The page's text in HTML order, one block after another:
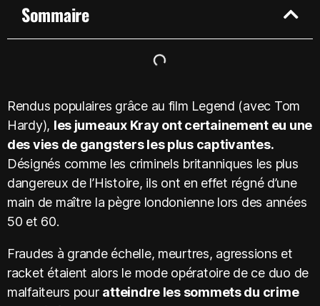
Sommaire
Rendus populaires grâce au film Legend (avec Tom
Hardy), les jumeaux Kray ont certainement eu une
des vies de gangsters les plus captivantes.
Désignés comme les criminels britanniques les plus
dangereux de l’Histoire, ils ont en effet régné d’une
main de maître la pègre londonienne lors des années
50 et 60.
Fraudes à grande échelle, meurtres, agressions et
racket étaient alors le mode opératoire de ce duo de
malfaiteurs pour atteindre les sommets du crime